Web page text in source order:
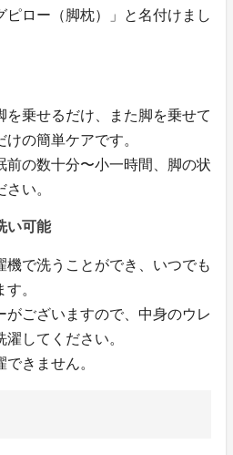
ピロー（脚枕）」と名付けまし
を乗せるだけ、また脚を乗せて
の簡単ケアです。
前の数十分〜小一時間、脚の状
い。
い可能
機で洗うことができ、いつでも
。
がございますので、中身のウレ
してください。
きません。